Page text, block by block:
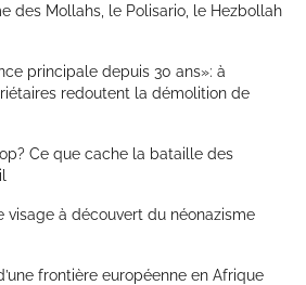
des Mollahs, le Polisario, le Hezbollah
principale depuis 30 ans»: à
redoutent la démolition de
Ce que cache la bataille des
visage à découvert du néonazisme
frontière européenne en Afrique